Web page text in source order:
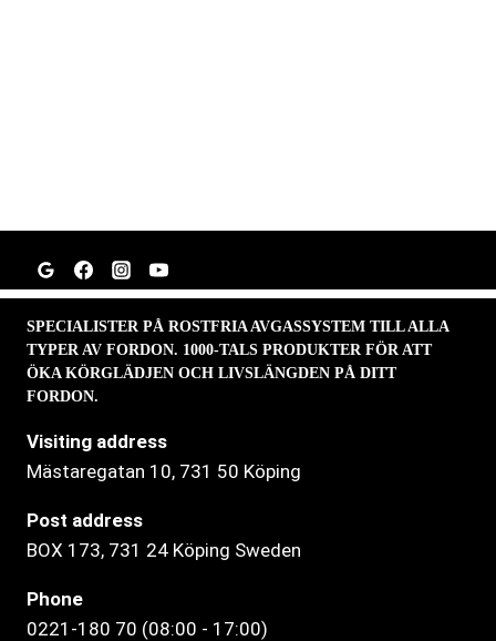
SPECIALISTER PÅ ROSTFRIA AVGASSYSTEM TILL ALLA
TYPER AV FORDON. 1000-TALS PRODUKTER FÖR ATT
ÖKA KÖRGLÄDJEN OCH LIVSLÄNGDEN PÅ DITT
FORDON.
Visiting address
Mästaregatan 10, 731 50 Köping
Post address
BOX 173, 731 24 Köping Sweden
Phone
0221-180 70 (08:00 - 17:00)